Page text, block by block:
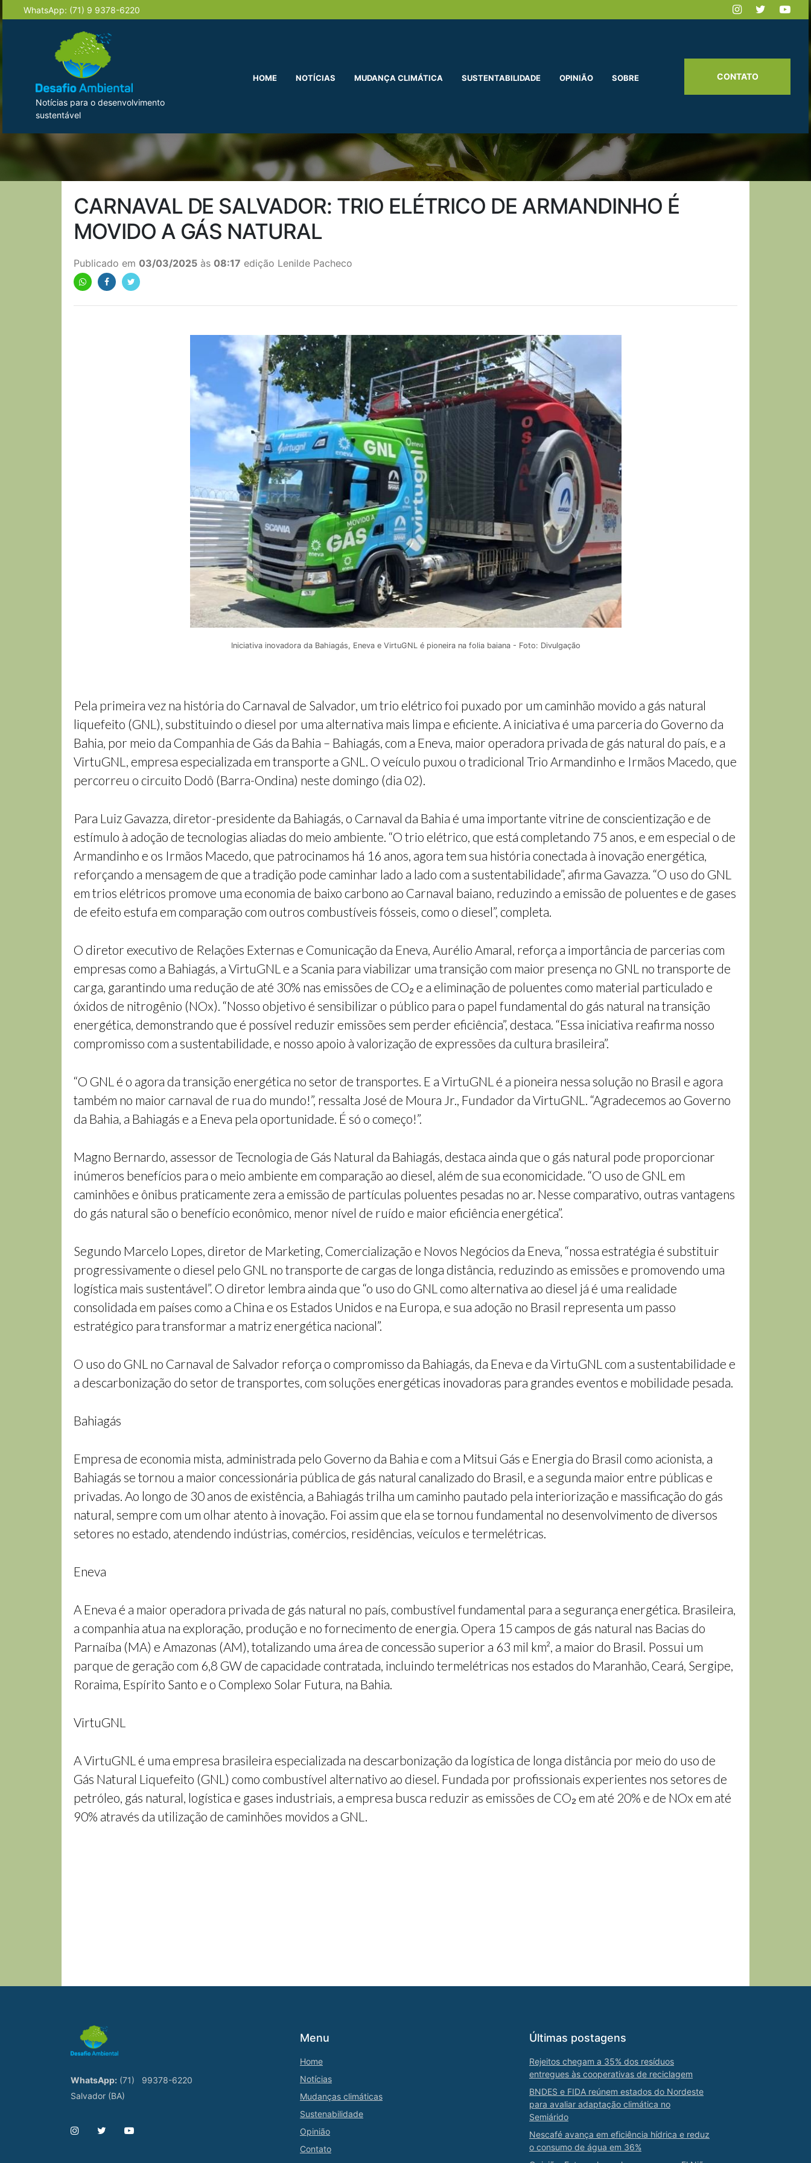
WhatsApp: (71) 9 9378-6220
Notícias para o desenvolvimento
sustentável
HOME NOTÍCIAS MUDANÇA CLIMÁTICA SUSTENTABILIDADE OPINIÃO SOBRE CONTATO
CARNAVAL DE SALVADOR: TRIO ELÉTRICO DE ARMANDINHO É
MOVIDO A GÁS NATURAL
Publicado em 03/03/2025 às 08:17 edição Lenilde Pacheco
Iniciativa inovadora da Bahiagás, Eneva e VirtuGNL é pioneira na folia baiana - Foto: Divulgação
Pela primeira vez na história do Carnaval de Salvador, um trio elétrico foi puxado por um caminhão movido a gás natural
liquefeito (GNL), substituindo o diesel por uma alternativa mais limpa e eficiente. A iniciativa é uma parceria do Governo da
Bahia, por meio da Companhia de Gás da Bahia – Bahiagás, com a Eneva, maior operadora privada de gás natural do país, e a
VirtuGNL, empresa especializada em transporte a GNL. O veículo puxou o tradicional Trio Armandinho e Irmãos Macedo, que
percorreu o circuito Dodô (Barra-Ondina) neste domingo (dia 02).
Para Luiz Gavazza, diretor-presidente da Bahiagás, o Carnaval da Bahia é uma importante vitrine de conscientização e de
estímulo à adoção de tecnologias aliadas do meio ambiente. “O trio elétrico, que está completando 75 anos, e em especial o de
Armandinho e os Irmãos Macedo, que patrocinamos há 16 anos, agora tem sua história conectada à inovação energética,
reforçando a mensagem de que a tradição pode caminhar lado a lado com a sustentabilidade”, afirma Gavazza. “O uso do GNL
em trios elétricos promove uma economia de baixo carbono ao Carnaval baiano, reduzindo a emissão de poluentes e de gases
de efeito estufa em comparação com outros combustíveis fósseis, como o diesel”, completa.
O diretor executivo de Relações Externas e Comunicação da Eneva, Aurélio Amaral, reforça a importância de parcerias com
empresas como a Bahiagás, a VirtuGNL e a Scania para viabilizar uma transição com maior presença no GNL no transporte de
carga, garantindo uma redução de até 30% nas emissões de CO₂ e a eliminação de poluentes como material particulado e
óxidos de nitrogênio (NOx). “Nosso objetivo é sensibilizar o público para o papel fundamental do gás natural na transição
energética, demonstrando que é possível reduzir emissões sem perder eficiência”, destaca. “Essa iniciativa reafirma nosso
compromisso com a sustentabilidade, e nosso apoio à valorização de expressões da cultura brasileira”.
“O GNL é o agora da transição energética no setor de transportes. E a VirtuGNL é a pioneira nessa solução no Brasil e agora
também no maior carnaval de rua do mundo!”, ressalta José de Moura Jr., Fundador da VirtuGNL. “Agradecemos ao Governo
da Bahia, a Bahiagás e a Eneva pela oportunidade. É só o começo!”.
Magno Bernardo, assessor de Tecnologia de Gás Natural da Bahiagás, destaca ainda que o gás natural pode proporcionar
inúmeros benefícios para o meio ambiente em comparação ao diesel, além de sua economicidade. “O uso de GNL em
caminhões e ônibus praticamente zera a emissão de partículas poluentes pesadas no ar. Nesse comparativo, outras vantagens
do gás natural são o benefício econômico, menor nível de ruído e maior eficiência energética”.
Segundo Marcelo Lopes, diretor de Marketing, Comercialização e Novos Negócios da Eneva, “nossa estratégia é substituir
progressivamente o diesel pelo GNL no transporte de cargas de longa distância, reduzindo as emissões e promovendo uma
logística mais sustentável”. O diretor lembra ainda que “o uso do GNL como alternativa ao diesel já é uma realidade
consolidada em países como a China e os Estados Unidos e na Europa, e sua adoção no Brasil representa um passo
estratégico para transformar a matriz energética nacional”.
O uso do GNL no Carnaval de Salvador reforça o compromisso da Bahiagás, da Eneva e da VirtuGNL com a sustentabilidade e
a descarbonização do setor de transportes, com soluções energéticas inovadoras para grandes eventos e mobilidade pesada.
Bahiagás
Empresa de economia mista, administrada pelo Governo da Bahia e com a Mitsui Gás e Energia do Brasil como acionista, a
Bahiagás se tornou a maior concessionária pública de gás natural canalizado do Brasil, e a segunda maior entre públicas e
privadas. Ao longo de 30 anos de existência, a Bahiagás trilha um caminho pautado pela interiorização e massificação do gás
natural, sempre com um olhar atento à inovação. Foi assim que ela se tornou fundamental no desenvolvimento de diversos
setores no estado, atendendo indústrias, comércios, residências, veículos e termelétricas.
Eneva
A Eneva é a maior operadora privada de gás natural no país, combustível fundamental para a segurança energética. Brasileira,
a companhia atua na exploração, produção e no fornecimento de energia. Opera 15 campos de gás natural nas Bacias do
Parnaíba (MA) e Amazonas (AM), totalizando uma área de concessão superior a 63 mil km², a maior do Brasil. Possui um
parque de geração com 6,8 GW de capacidade contratada, incluindo termelétricas nos estados do Maranhão, Ceará, Sergipe,
Roraima, Espírito Santo e o Complexo Solar Futura, na Bahia.
VirtuGNL
A VirtuGNL é uma empresa brasileira especializada na descarbonização da logística de longa distância por meio do uso de
Gás Natural Liquefeito (GNL) como combustível alternativo ao diesel. Fundada por profissionais experientes nos setores de
petróleo, gás natural, logística e gases industriais, a empresa busca reduzir as emissões de CO₂ em até 20% e de NOx em até
90% através da utilização de caminhões movidos a GNL.
WhatsApp: (71)
99378-6220
Salvador (BA)
Menu
Home
Notícias
Mudanças climáticas
Sustenabilidade
Opinião
Contato
Últimas postagens
Rejeitos chegam a 35% dos resíduos
entregues às cooperativas de reciclagem
BNDES e FIDA reúnem estados do Nordeste
para avaliar adaptação climática no
Semiárido
Nescafé avança em eficiência hídrica e reduz
o consumo de água em 36%